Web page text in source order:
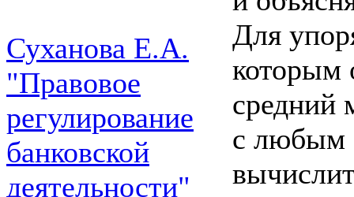
Суханова Е.А.
"Правовое
регулирование
банковской
деятельности"
Для
которым
средний
с любым